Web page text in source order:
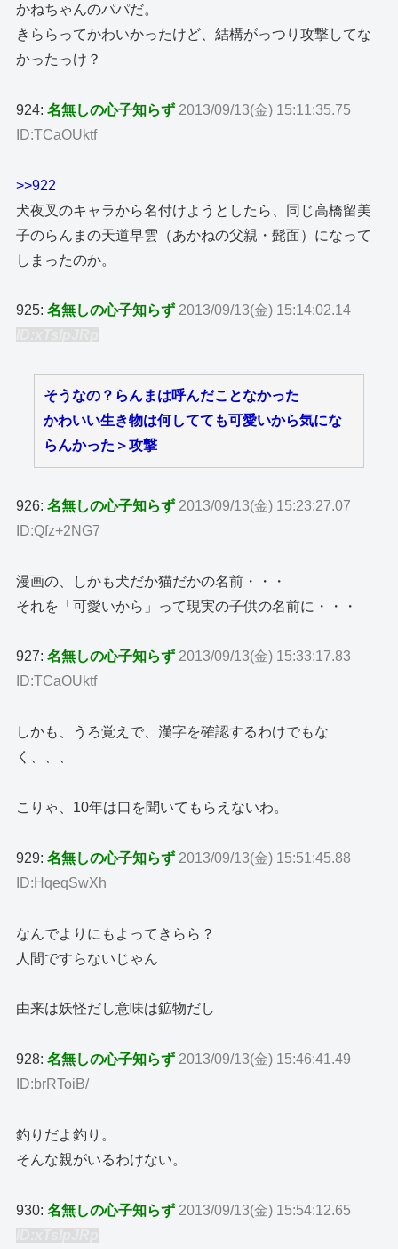
かねちゃんのパパだ。
きららってかわいかったけど、結構がっつり攻撃してな
かったっけ？
924:名無しの心子知らず 2013/09/13(金) 15:11:35.75
ID:TCaOUktf
>>922
犬夜叉のキャラから名付けようとしたら、同じ高橋留美
子のらんまの天道早雲（あかねの父親・髭面）になって
しまったのか。
925:名無しの心子知らず 2013/09/13(金) 15:14:02.14
そうなの？らんまは呼んだことなかった
かわいい生き物は何してても可愛いから気にな
らんかった＞攻撃
926:名無しの心子知らず 2013/09/13(金) 15:23:27.07
ID:Qfz+2NG7
漫画の、しかも犬だか猫だかの名前・・・
それを「可愛いから」って現実の子供の名前に・・・
927:名無しの心子知らず 2013/09/13(金) 15:33:17.83
ID:TCaOUktf
しかも、うろ覚えで、漢字を確認するわけでもな
く、、、
こりゃ、10年は口を聞いてもらえないわ。
929:名無しの心子知らず 2013/09/13(金) 15:51:45.88
ID:HqeqSwXh
なんでよりにもよってきらら？
人間ですらないじゃん
由来は妖怪だし意味は鉱物だし
928:名無しの心子知らず 2013/09/13(金) 15:46:41.49
ID:brRToiB/
釣りだよ釣り。
そんな親がいるわけない。
930:名無しの心子知らず 2013/09/13(金) 15:54:12.65